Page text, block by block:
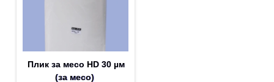
Плик за месо HD 30 µм
(за месо)